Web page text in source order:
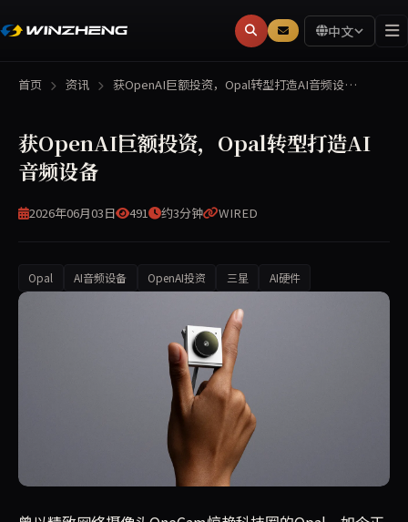
中文
首页 资讯 获OpenAI巨额投资，Opal转型打造AI音频设…
获OpenAI巨额投资，Opal转型打造AI
音频设备
2026年06月03日 491 约3分钟 WIRED
Opal AI音频设备 OpenAI投资 三星 AI硬件